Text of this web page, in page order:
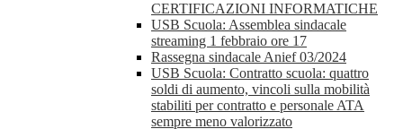
CERTIFICAZIONI INFORMATICHE
USB Scuola: Assemblea sindacale
streaming 1 febbraio ore 17
Rassegna sindacale Anief 03/2024
USB Scuola: Contratto scuola: quattro
soldi di aumento, vincoli sulla mobilità
stabiliti per contratto e personale ATA
sempre meno valorizzato